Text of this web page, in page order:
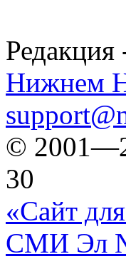
Редакция
Нижнем
©
30
«Сайт
СМИ Эл №